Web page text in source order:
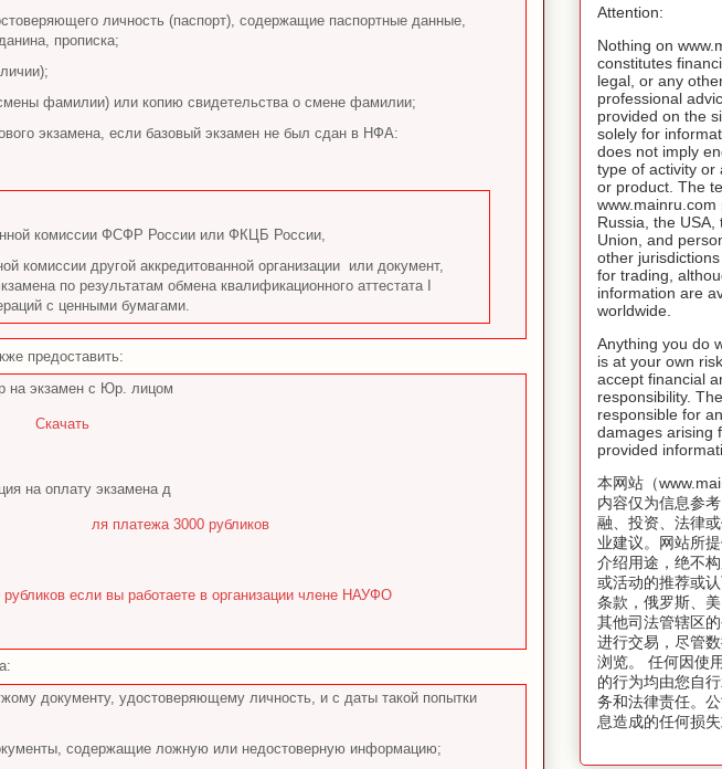
личность (паспорт), содержащие паспортные данные,
прописка;
фамилии) или копию свидетельства о смене фамилии;
экзамена, если базовый экзамен не был сдан в НФА:
комиссии ФСФР России или ФКЦБ России,
комиссии другой аккредитованной организации или документ,
по результатам обмена квалификационного аттестата I
с ценными бумагами.
предоставить:
на экзамен с Юр. лицом
Скачать
на оплату экзамена д
ля платежа 3000 рубликов
рубликов если вы работаете в организации члене НАУФО
документу, удостоверяющему личность, и с даты такой попытки
содержащие ложную или недостоверную информацию;
Attention:
Nothing on
constitutes
legal, or any
professional
provided on the
solely for
does not imply
type of activity or
or product. The
Russia, the USA,
Union, and
other
for trading,
information are
worldwide.
Anything you do
is at your own
accept financial
responsibility.
responsible for
damages arising
provided
本网站（
内容仅为信息参
融、投资、法律
业建议。网站所
介绍用途，绝不
或活动的推荐或
条款，俄罗斯、
其他司法管辖区
进行交易，尽管
浏览。 任何因使
的行为均由您自
务和法律责任。
息造成的任何损